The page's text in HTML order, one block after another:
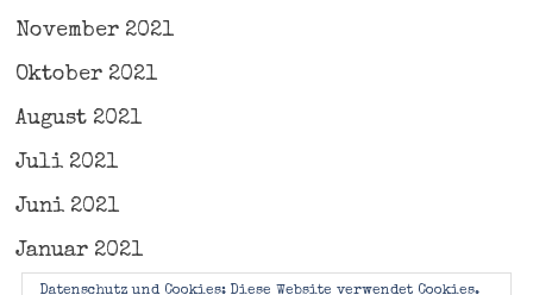
November 2021
Oktober 2021
August 2021
Juli 2021
Juni 2021
Januar 2021
Datenschutz und Cookies: Diese Website verwendet Cookies.